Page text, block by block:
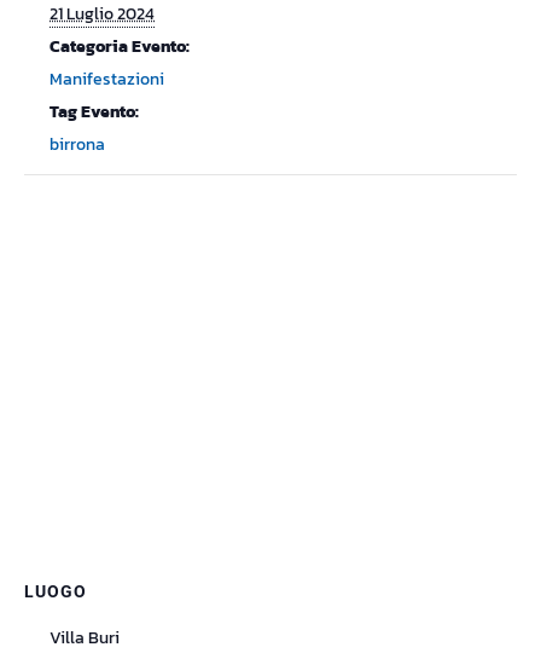
21 Luglio 2024
Categoria Evento:
Manifestazioni
Tag Evento:
birrona
LUOGO
Villa Buri